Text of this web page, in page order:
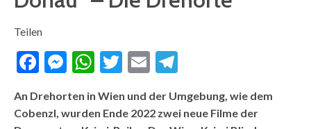
Teilen
Facebook
Messenger
WhatsApp
Twitter
Email
An Drehorten in Wien und der Umgebung, wie dem
Cobenzl, wurden Ende 2022 zwei neue Filme der